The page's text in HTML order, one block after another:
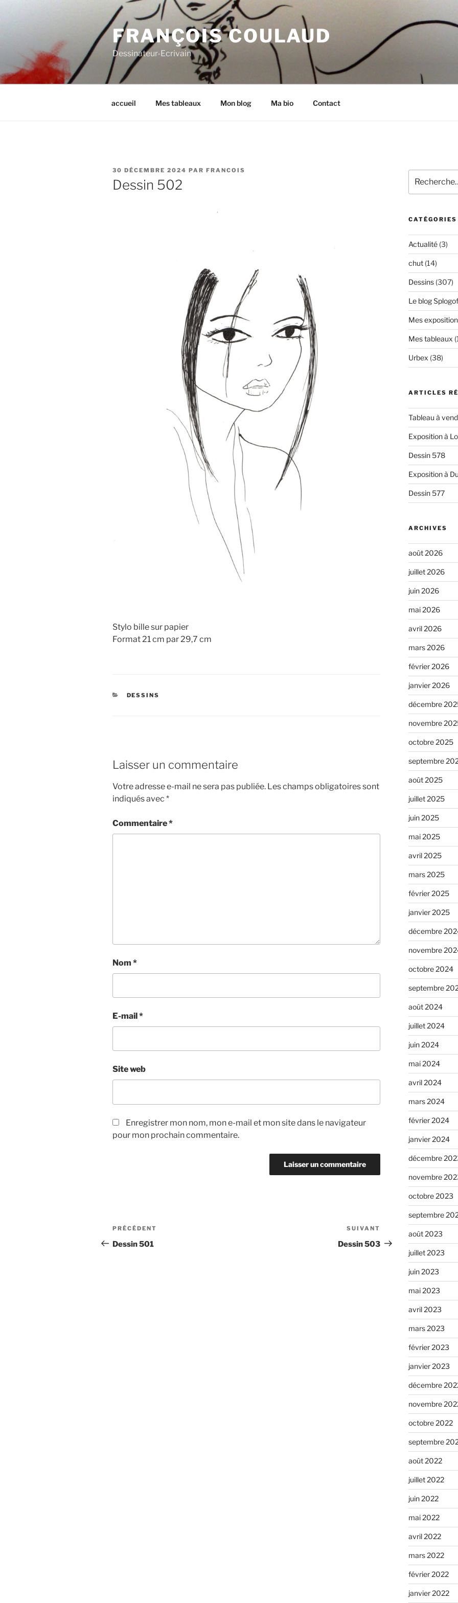
FRANÇOIS COULAUD
Dessinateur-Ecrivain
accueil Mes tableaux Mon blog Ma bio Contact
PUBLIÉ
LE
30 DÉCEMBRE 2024 PAR FRANCOIS
Dessin 502
Stylo bille sur papier
Format 21 cm par 29,7 cm
CATÉGORIES
DESSINS
Laisser un commentaire
Votre adresse e-mail ne sera pas publiée. Les champs obligatoires sont
indiqués avec *
Commentaire*
Nom *
E-mail*
Site web
Enregistrer mon nom, mon e-mail et mon site dans le navigateur
pour mon prochain commentaire.
Navigation
de
Article
précédent
PRÉCÉDENT
Dessin 501
suivant
SUIVANT
Dessin 503
pour
:
CATÉGORIES
Actualité(3)
chut(14)
Dessins(307)
Le blog
Mes
Mes tableaux
Urbex (38)
ARTICLES
Tableau à
Exposition à
Dessin 578
Exposition à
Dessin 577
ARCHIVES
août 2026
juillet 2026
juin 2026
mai 2026
avril 2026
mars 2026
février 2026
janvier 2026
décembre
novembre
octobre 2025
septembre
août 2025
juillet 2025
juin 2025
mai 2025
avril 2025
mars 2025
février 2025
janvier 2025
décembre
novembre
octobre 2024
septembre
août 2024
juillet 2024
juin 2024
mai 2024
avril 2024
mars 2024
février 2024
janvier 2024
décembre
novembre
octobre 2023
septembre
août 2023
juillet 2023
juin 2023
mai 2023
avril 2023
mars 2023
février 2023
janvier 2023
décembre
novembre
octobre 2022
septembre
août 2022
juillet 2022
juin 2022
mai 2022
avril 2022
mars 2022
février 2022
janvier 2022